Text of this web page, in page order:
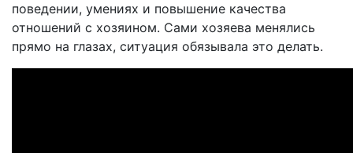
поведении, умениях и повышение качества
отношений с хозяином. Сами хозяева менялись
прямо на глазах, ситуация обязывала это делать.